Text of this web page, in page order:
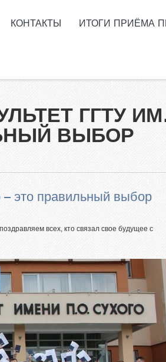
КОНТАКТЫ ИТОГИ ПРИЁМА
ГГТУ
ВЫБОР
это правильный выбор
всех, кто связал свое будущее с